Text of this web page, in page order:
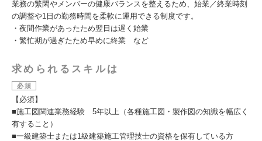
業務の繁閑やメンバーの健康バランスを整えるため、始業／終業時刻
の調整や1日の勤務時間を柔軟に運用できる制度です。
・夜間作業があったため翌日は遅く始業
・繁忙期が過ぎたため早めに終業 など
求められるスキルは
必須
【必須】
■施工図関連業務経験 5年以上（各種施工図・製作図の知識を幅広く
有すること）
■一級建築士または1級建築施工管理技士の資格を保有している方